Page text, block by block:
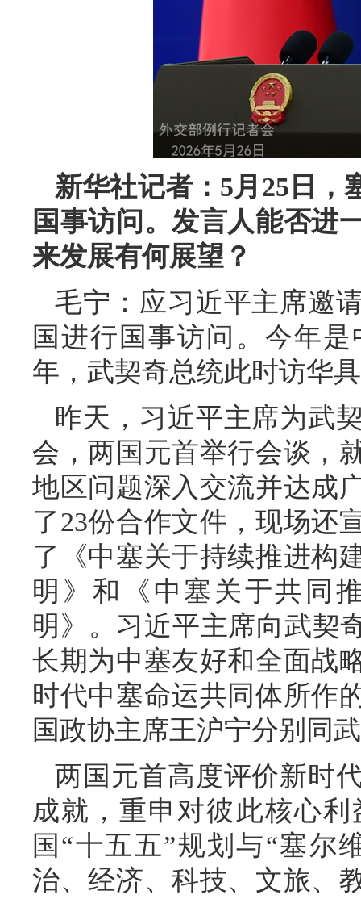
新华社记者：5月25日，
国事访问。发言人能否进
来发展有何展望？
毛宁：应习近平主席邀
国进行国事访问。今年
年，武契奇总统此时访华
昨天，习近平主席为武
会，两国元首举行会谈，
地区问题深入交流并达成
了23份合作文件，现场还
了《中塞关于持续推进构
明》和《中塞关于共同
明》。习近平主席向武契
长期为中塞友好和全面战
时代中塞命运共同体所作
国政协主席王沪宁分别同
两国元首高度评价新时
成就，重申对彼此核心
国“十五五”规划与“塞尔
治、经济、科技、文旅、